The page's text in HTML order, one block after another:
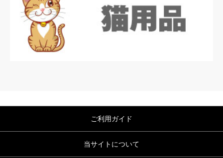
ご利用ガイド
当サイトについて